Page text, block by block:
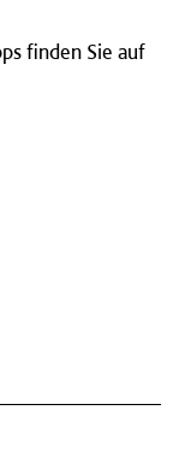
finden Sie auf